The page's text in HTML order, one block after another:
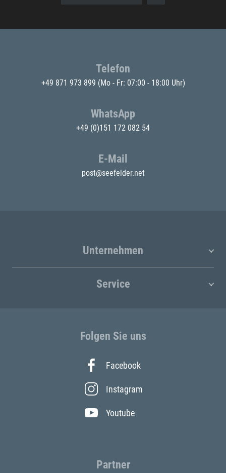
Telefon
+49 871 973 899 (Mo - Fr: 07:00 - 18:00 Uhr)
WhatsApp
+49 (0)151 172 082 54
E-Mail
post@seefelder.net
Unternehmen
Service
Folgen Sie uns
Facebook
Instagram
Youtube
Partner